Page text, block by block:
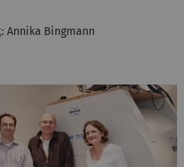
: Annika Bingmann